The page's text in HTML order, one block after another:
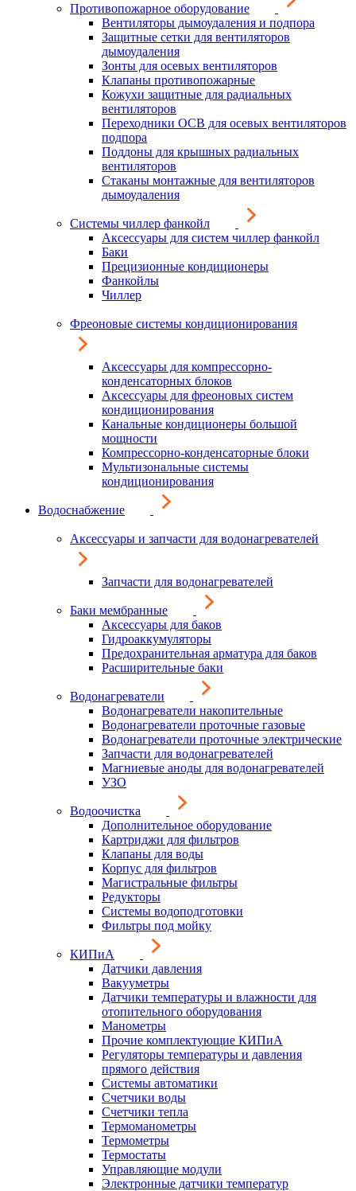
Противопожарное оборудование
Вентиляторы дымоудаления и подпора
Защитные сетки для вентиляторов
дымоудаления
Зонты для осевых вентиляторов
Клапаны противопожарные
Кожухи защитные для радиальных
вентиляторов
Переходники ОСВ для осевых вентиляторов
подпора
Поддоны для крышных радиальных
вентиляторов
Стаканы монтажные для вентиляторов
дымоудаления
Системы чиллер фанкойл
Аксессуары для систем чиллер фанкойл
Баки
Прецизионные кондиционеры
Фанкойлы
Чиллер
Фреоновые системы кондиционирования
Аксессуары для компрессорно-
конденсаторных блоков
Аксессуары для фреоновых систем
кондиционирования
Канальные кондиционеры большой
мощности
Компрессорно-конденсаторные блоки
Мультизональные системы
кондиционирования
Водоснабжение
Аксессуары и запчасти для водонагревателей
Запчасти для водонагревателей
Баки мембранные
Аксессуары для баков
Гидроаккумуляторы
Предохранительная арматура для баков
Расширительные баки
Водонагреватели
Водонагреватели накопительные
Водонагреватели проточные газовые
Водонагреватели проточные электрические
Запчасти для водонагревателей
Магниевые аноды для водонагревателей
УЗО
Водоочистка
Дополнительное оборудование
Картриджи для фильтров
Клапаны для воды
Корпус для фильтров
Магистральные фильтры
Редукторы
Системы водоподготовки
Фильтры под мойку
КИПиА
Датчики давления
Вакууметры
Датчики температуры и влажности для
отопительного оборудования
Манометры
Прочие комплектующие КИПиА
Регуляторы температуры и давления
прямого действия
Системы автоматики
Счетчики воды
Счетчики тепла
Термоманометры
Термометры
Термостаты
Управляющие модули
Электронные датчики температур